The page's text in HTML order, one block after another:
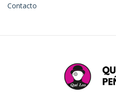
Contacto